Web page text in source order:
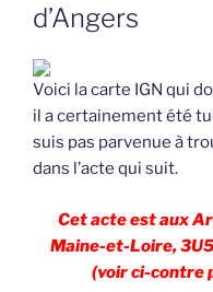
d’Angers
Voici la carte IGN qui
il a certainement été
suis pas parvenue à
dans l’acte qui suit.
Cet acte est aux
Maine-et-Loire,
(voir ci-contre